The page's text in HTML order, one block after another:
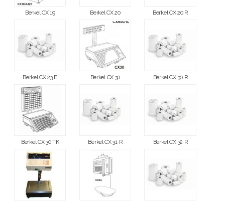
Berkel CX 19 Berkel CX 20 Berkel CX 20 R
Berkel CX 23 E Berkel CX 30 Berkel CX 30 R
Berkel CX 30 TK Berkel CX 31 R Berkel CX 32 R